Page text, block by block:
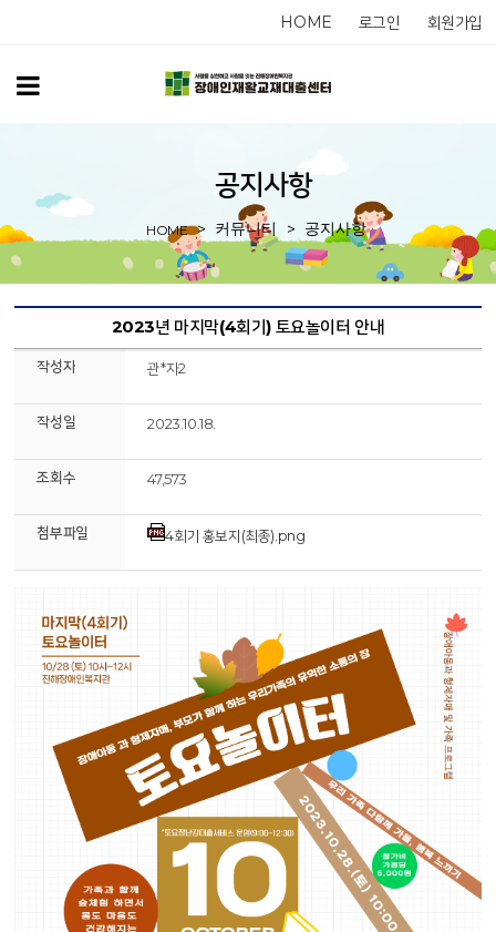
HOME 로그인 회원가입
공지사항
HOME 커뮤니티 공지사항
2023년 마지막(4회기) 토요놀이터 안내
작성자 관*자2
작성일 2023.10.18.
조회수 47,573
첨부파일 4회기 홍보지(최종).png